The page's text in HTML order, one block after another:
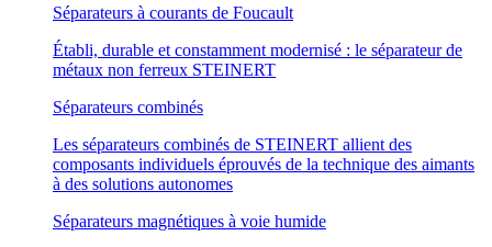
Séparateurs à courants de Foucault
Établi, durable et constamment modernisé : le séparateur de
métaux non ferreux STEINERT
Séparateurs combinés
Les séparateurs combinés de STEINERT allient des
composants individuels éprouvés de la technique des aimants
à des solutions autonomes
Séparateurs magnétiques à voie humide